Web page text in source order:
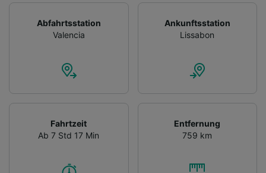
Abfahrtsstation
Valencia
Ankunftsstation
Lissabon
Fahrtzeit
Ab 7 Std 17 Min
Entfernung
759 km